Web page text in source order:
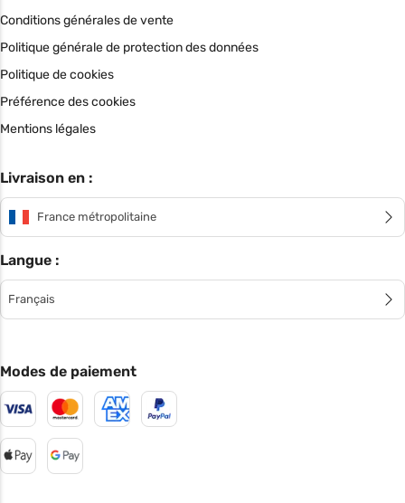
Conditions générales de vente
Politique générale de protection des données
Politique de cookies
Préférence des cookies
Mentions légales
Livraison en :
France métropolitaine
Langue :
Français
Modes de paiement